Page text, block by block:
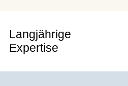
Langjährige
Expertise